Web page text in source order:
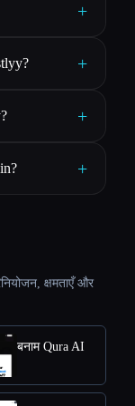
+
+
+
+
क्षमताएँ और
बनाम Qura AI